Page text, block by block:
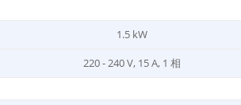
1.5 kW
220 - 240 V, 15 A, 1 相